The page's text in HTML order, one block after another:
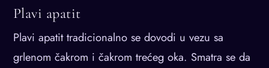
Plavi apatit
Plavi apatit tradicionalno se dovodi u vezu sa
grlenom čakrom i čakrom trećeg oka. Smatra se da